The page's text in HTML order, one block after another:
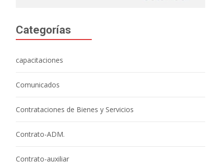
Categorías
capacitaciones
Comunicados
Contrataciones de Bienes y Servicios
Contrato-ADM.
Contrato-auxiliar